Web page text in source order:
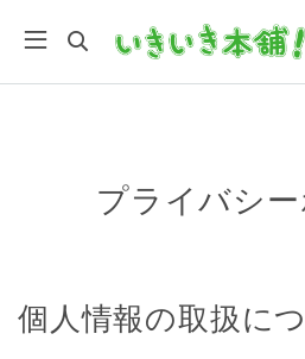
プライバシ
個人情報の取扱に